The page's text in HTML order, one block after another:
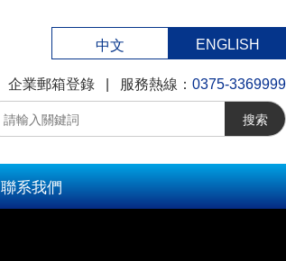
中文 ENGLISH
企業郵箱登錄 | 服務熱線： 0375-3369999
搜索
聯系我們